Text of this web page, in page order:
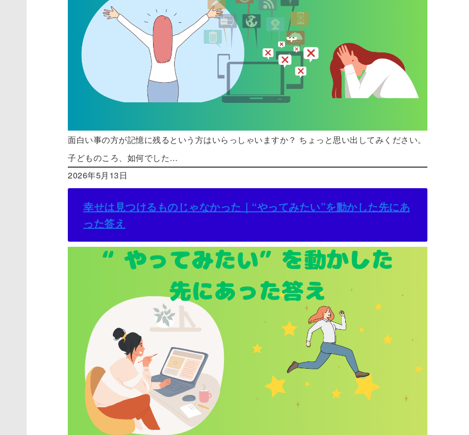
面白い事の方が記憶に残るという方はいらっしゃいますか？ ちょっと思い出してみください。
子どものころ、如何でした…
2026年5月13日
幸せは見つけるものじゃなかった｜“やってみたい”を動かした先にあ
った答え